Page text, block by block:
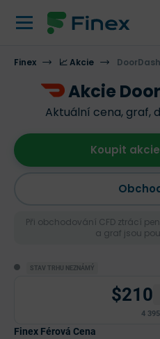
Finex 📈 Akcie DoorDash
Akcie
Aktuální cena, graf,
Koupit
Při obchodování CFD ztrácí
a graf jsou
STAV TRHU NEZNÁMÝ
$210
4
Finex Férová Cena